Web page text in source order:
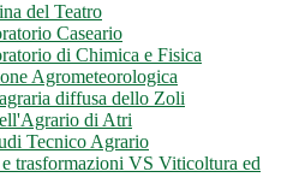
del Teatro
Caseario
di Chimica e Fisica
Agrometeorologica
diffusa dello Zoli
di Atri
Tecnico Agrario
trasformazioni VS Viticoltura ed